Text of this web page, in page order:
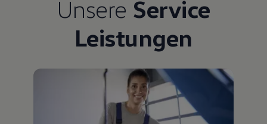
Unsere Service
Leistungen